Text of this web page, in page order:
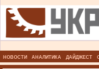
НОВОСТИ АНАЛИТИКА ДАЙДЖЕСТ